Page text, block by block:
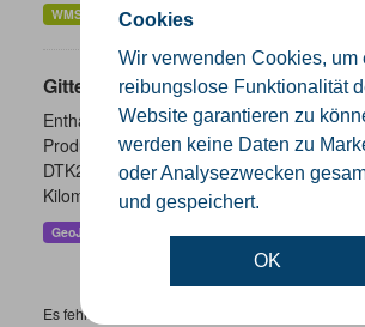
Cookies
Wir verwenden Cookies, um
reibungslose Funktionalität
Website garantieren zu
werden keine Daten zu
oder Analysezwecken
und gespeichert.
OK
WMS SHP GeoJSON
Gitternetze
Enthalten sind die Gitternetze/
Produkte: - DTK100 - DTK50 - TK25
DTK25 - DOP10 - DGK5 Höhenfolie -
Kilometerquadrat (GK3)...
GeoJSON WMS
Es fehlen spezifische Datensätze? Wenden Sie